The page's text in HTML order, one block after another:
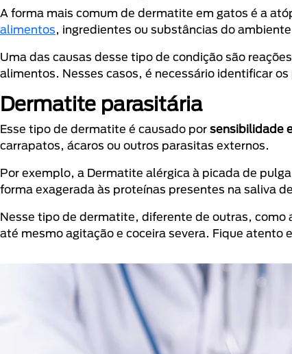
A forma mais comum de dermatite em gatos é a
alimentos, ingredientes ou substâncias do
Uma das causas desse tipo de condição são
alimentos. Nesses casos, é necessário identificar
Dermatite parasitária
Esse tipo de dermatite é causado por sensibilidade
carrapatos, ácaros ou outros parasitas externos.
Por exemplo, a Dermatite alérgica à picada de
forma exagerada às proteínas presentes na saliva
Nesse tipo de dermatite, diferente de outras, como
até mesmo agitação e coceira severa. Fique atento